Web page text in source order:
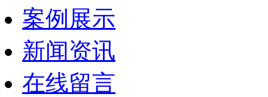
案例展示
新闻资讯
在线留言